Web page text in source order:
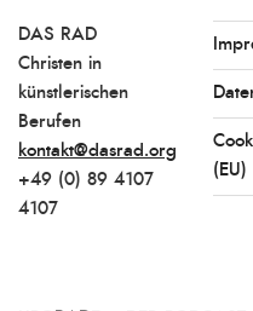
DAS RAD
Christen in
künstlerischen
Berufen
kontakt@dasrad.org
+49 (0) 89 4107
4107
(EU)